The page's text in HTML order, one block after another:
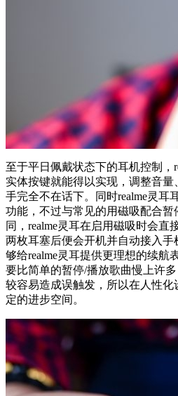
至于平日佩戴状态下的耳机控制，
实体按键就能得以实现，调整音
手完全不在话下。同时realme灵耳
功能，不过与常见的用磁吸配合
同，realme灵耳在启用磁吸时会直
两枚耳塞后便会开机并自动接入
够给realme灵耳提供更理想的续航
要比简单的暂停/播放歌曲慢上许
较容易造成误触发，所以在人性化
定的进步空间。